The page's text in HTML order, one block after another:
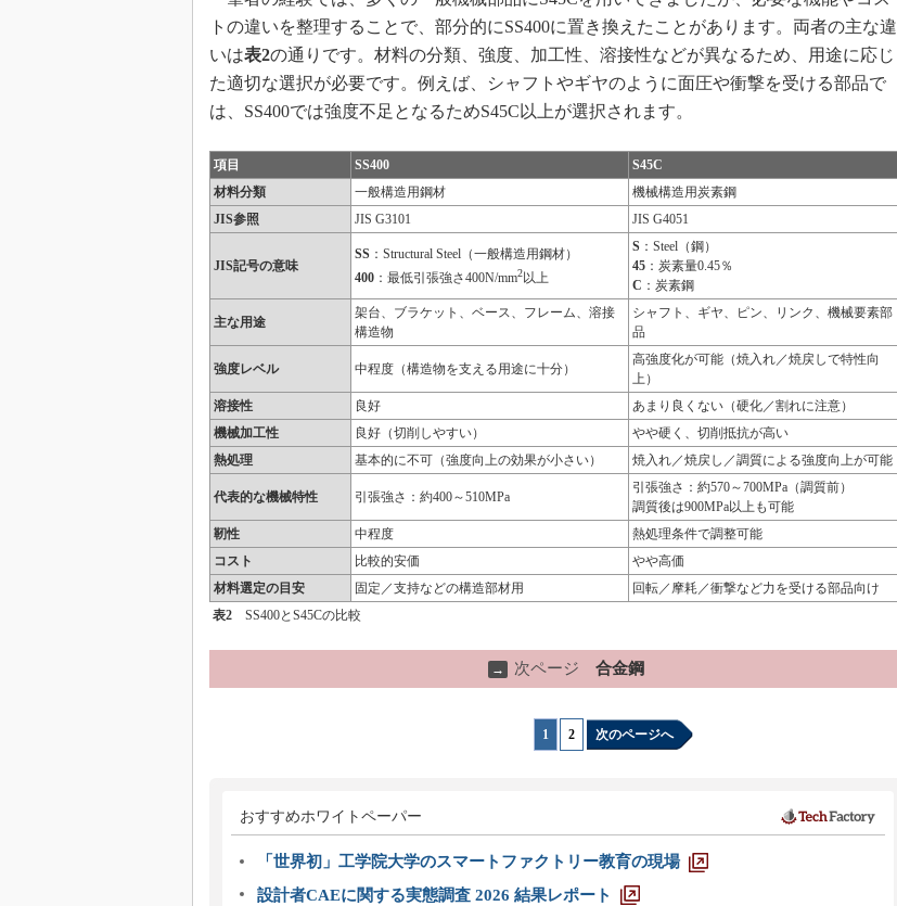
トの違いを整理することで、部分的にSS400に置き換えたことがあります。両者の主な違
いは表2の通りです。材料の分類、強度、加工性、溶接性などが異なるため、用途に応じ
た適切な選択が必要です。例えば、シャフトやギヤのように面圧や衝撃を受ける部品で
は、SS400では強度不足となるためS45C以上が選択されます。
項目 SS400
S45C
材料分類
一般構造用鋼材
機械構造用炭素鋼
JIS参照
JIS G3101 JIS G4051
JIS記号の意味
SS ：Structural Steel（一般構造用鋼材）
400 ：最低引張強さ400N/mm2以上
S ：Steel（鋼）
45 ：炭素量0.45％
C ：炭素鋼
主な用途
架台、ブラケット、ベース、フレーム、溶接
構造物
シャフト、ギヤ、ピン、リンク、機械要素部
品
強度レベル 中程度（構造物を支える用途に十分）
高強度化が可能（焼入れ／焼戻しで特性向
上）
溶接性
良好
あまり良くない（硬化／割れに注意）
機械加工性
良好（切削しやすい）
やや硬く、切削抵抗が高い
熱処理
基本的に不可（強度向上の効果が小さい） 焼入れ／焼戻し／調質による強度向上が可能
代表的な機械特性 引張強さ：約400～510MPa
引張強さ：約570～700MPa（調質前）
調質後は900MPa以上も可能
靭性
中程度
熱処理条件で調整可能
コスト
比較的安価
やや高価
材料選定の目安
固定／支持などの構造部材用
回転／摩耗／衝撃など力を受ける部品向け
表2 SS400とS45Cの比較
→ 次ページ 合金鋼
1 2 次のページへ
おすすめホワイトペーパー
「世界初」工学院大学のスマートファクトリー教育の現場
設計者CAEに関する実態調査 2026 結果レポート